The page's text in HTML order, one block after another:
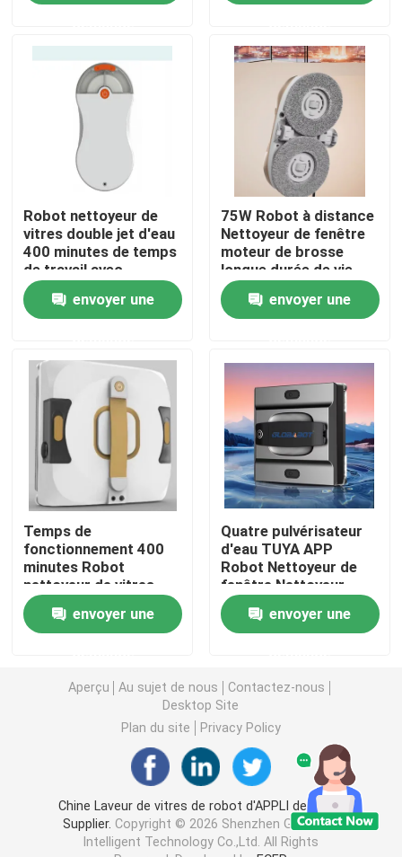
vidéos
Au sujet de nous
Visite d'usine
Contrôle de qualité
Demandez une citation
Laveur de vitres de robot
Robot nettoyeur de
vitres double jet d'eau
400 minutes de temps
de travail avec
télécommande
envoyer une
75W Robot à distance
Nettoyeur de fenêtre
moteur de brosse
longue durée de vie
envoyer une
Temps de
fonctionnement 400
minutes Robot
nettoyeur de vitres
Temps de charge 3
heures envoyer une
Quatre pulvérisateur
d'eau TUYA APP
Robot Nettoyeur de
fenêtre Nettoyeur
d'eau
envoyer une
Aperçu Au sujet de nous
Contactez-nous
Desktop Site
Plan du site
Privacy Policy
Chine Laveur de vitres de robot d'APPLI de TUYA
Supplier. Copyright © 2026 Shenzhen Globabot
Intelligent Technology Co.,Ltd. All Rights